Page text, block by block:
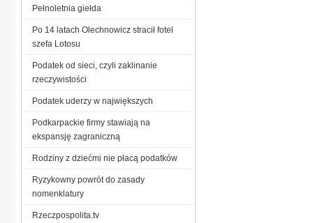
Pełnoletnia giełda
Po 14 latach Olechnowicz stracił fotel
szefa Lotosu
Podatek od sieci, czyli zaklinanie
rzeczywistości
Podatek uderzy w największych
Podkarpackie firmy stawiają na
ekspansję zagraniczną
Rodziny z dziećmi nie płacą podatków
Ryzykowny powrót do zasady
nomenklatury
Rzeczpospolita.tv